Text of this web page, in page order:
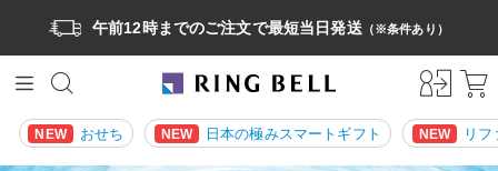
午前12時までのご注文で最短当日発送（※条件あり）
NEW おせち NEW 日本の極みスマートギフト NEW リ